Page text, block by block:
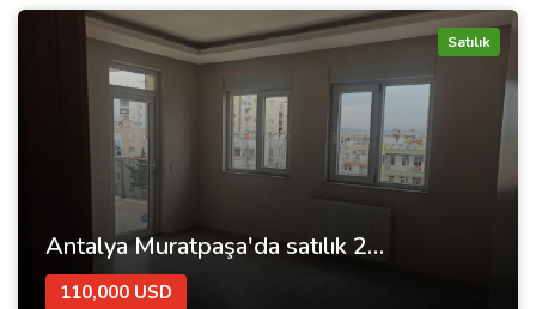
Satılık
Antalya Muratpaşa'da satılık 2+1 daire
110,000 USD